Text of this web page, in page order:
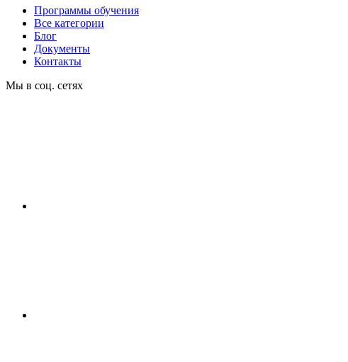
Программы обучения
Все категории
Блог
Документы
Контакты
Мы в соц. сетях